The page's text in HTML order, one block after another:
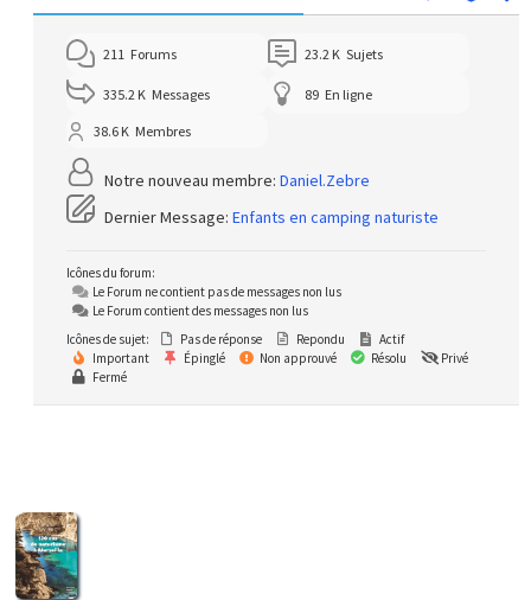
211 Forums 23.2 K Sujets
335.2 K Messages 89 En ligne
38.6 K Membres
Notre nouveau membre: Daniel.Zebre
Dernier Message: Enfants en camping naturiste
Icônes du forum:
Le Forum ne contient pas de messages non lus
Le Forum contient des messages non lus
Icônes de sujet:
Pas de réponse Repondu
Actif
Important
Épinglé Non approuvé Résolu
Privé
Fermé